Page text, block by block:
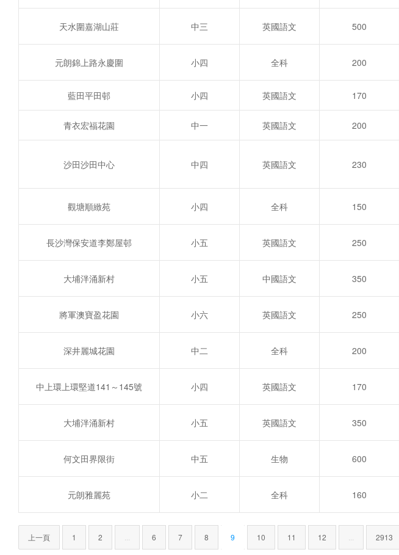
天水圍嘉湖山莊 中三 英國語文 500
元朗錦上路永慶圍 小四 全科 200
藍田平田邨 小四 英國語文 170
青衣宏福花園 中一 英國語文 200
沙田沙田中心 中四 英國語文 230
觀塘順緻苑 小四 全科 150
長沙灣保安道李鄭屋邨 小五 英國語文 250
大埔泮涌新村 小五 中國語文 350
將軍澳寶盈花園 小六 英國語文 250
深井麗城花園 中二 全科 200
中上環上環堅道141～145號 小四 英國語文 170
大埔泮涌新村 小五 英國語文 350
何文田界限街 中五 生物 600
元朗雅麗苑 小二 全科 160
上一頁 1 2 6 7 8 9 10 11 12 2913